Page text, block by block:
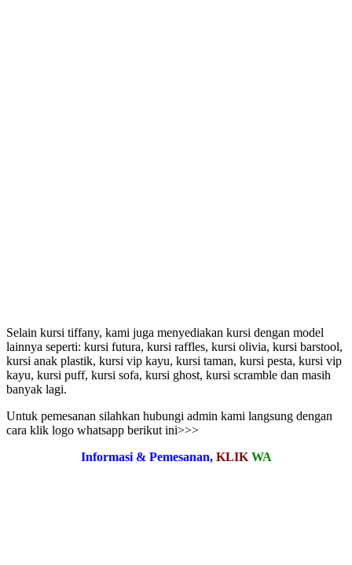
Selain kursi tiffany, kami juga menyediakan kursi dengan model
lainnya seperti: kursi futura, kursi raffles, kursi olivia, kursi barstool,
kursi anak plastik, kursi vip kayu, kursi taman, kursi pesta, kursi vip
kayu, kursi puff, kursi sofa, kursi ghost, kursi scramble dan masih
banyak lagi.
Untuk pemesanan silahkan hubungi admin kami langsung dengan
cara klik logo whatsapp berikut ini>>>
Informasi & Pemesanan, KLIK WA